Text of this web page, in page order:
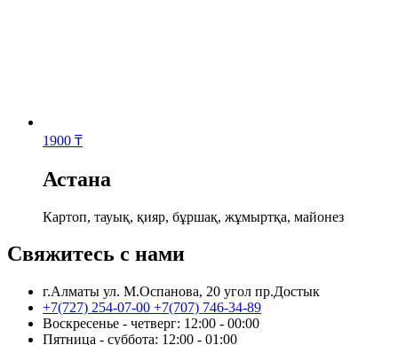
1900 ₸
Астана
Картоп, тауық, қияр, бұршақ, жұмыртқа, майонез
Свяжитесь с нами
г.Алматы ул. М.Оспанова, 20 угол пр.Достык
+7(727) 254-07-00 +7(707) 746-34-89
Воскресенье - четверг: 12:00 - 00:00
Пятница - суббота: 12:00 - 01:00